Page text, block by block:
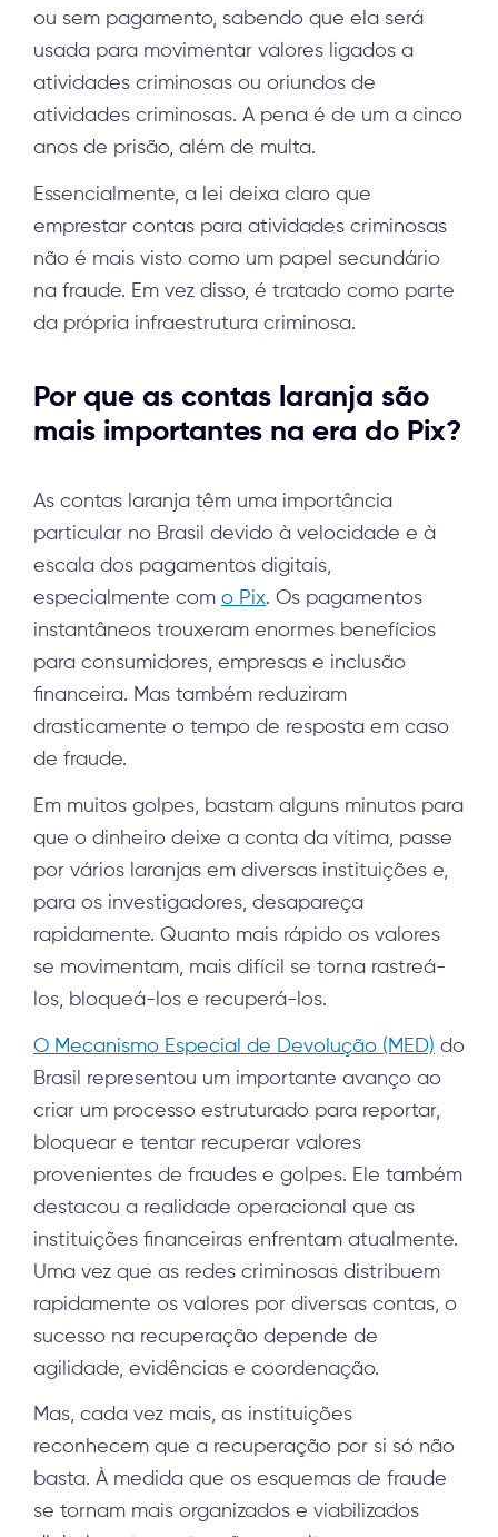
ou sem pagamento, sabendo que ela será
usada para movimentar valores ligados a
atividades criminosas ou oriundos de
atividades criminosas. A pena é de um a cinco
anos de prisão, além de multa.
Essencialmente, a lei deixa claro que
emprestar contas para atividades criminosas
não é mais visto como um papel secundário
na fraude. Em vez disso, é tratado como parte
da própria infraestrutura criminosa.
Por que as contas laranja são
mais importantes na era do Pix?
As contas laranja têm uma importância
particular no Brasil devido à velocidade e à
escala dos pagamentos digitais,
especialmente com o Pix. Os pagamentos
instantâneos trouxeram enormes benefícios
para consumidores, empresas e inclusão
financeira. Mas também reduziram
drasticamente o tempo de resposta em caso
de fraude.
Em muitos golpes, bastam alguns minutos para
que o dinheiro deixe a conta da vítima, passe
por vários laranjas em diversas instituições e,
para os investigadores, desapareça
rapidamente. Quanto mais rápido os valores
se movimentam, mais difícil se torna rastreá-
los, bloqueá-los e recuperá-los.
O Mecanismo Especial de Devolução (MED) do
Brasil representou um importante avanço ao
criar um processo estruturado para reportar,
bloquear e tentar recuperar valores
provenientes de fraudes e golpes. Ele também
destacou a realidade operacional que as
instituições financeiras enfrentam atualmente.
Uma vez que as redes criminosas distribuem
rapidamente os valores por diversas contas, o
sucesso na recuperação depende de
agilidade, evidências e coordenação.
Mas, cada vez mais, as instituições
reconhecem que a recuperação por si só não
basta. À medida que os esquemas de fraude
se tornam mais organizados e viabilizados